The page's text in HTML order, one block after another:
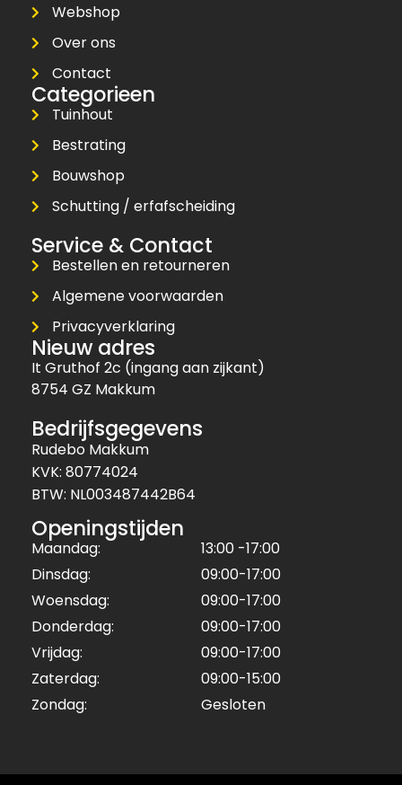
Webshop
Over ons
Contact
Categorieen
Tuinhout
Bestrating
Bouwshop
Schutting / erfafscheiding
Service & Contact
Bestellen en retourneren
Algemene voorwaarden
Privacyverklaring
Nieuw adres
It Gruthof 2c (ingang aan zijkant)
8754 GZ Makkum
Bedrijfsgegevens
Rudebo Makkum
KVK: 80774024
BTW: NL003487442B64
Openingstijden
Maandag:
13:00 -17:00
Dinsdag:
09:00-17:00
Woensdag:
09:00-17:00
Donderdag:
09:00-17:00
Vrijdag:
09:00-17:00
Zaterdag:
09:00-15:00
Zondag:
Gesloten